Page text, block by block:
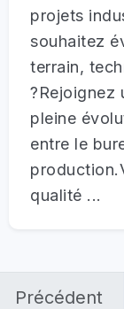
projets
souhaitez
terrain,
?Rejoignez
pleine
entre le
qualité ...
Précédent